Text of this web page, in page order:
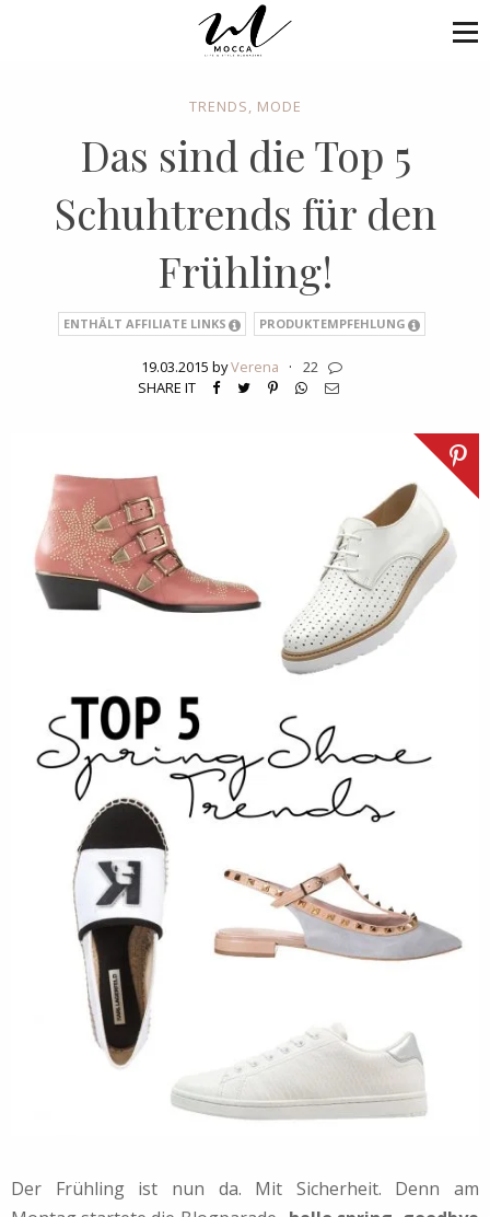
TRENDS, MODE
Das sind die Top 5
Schuhtrends für den
Frühling!
ENTHÄLT AFFILIATE LINKS PRODUKTEMPFEHLUNG
19.03.2015 byVerena ·
22
SHARE IT
Der Frühling ist nun da. Mit Sicherheit. Denn am